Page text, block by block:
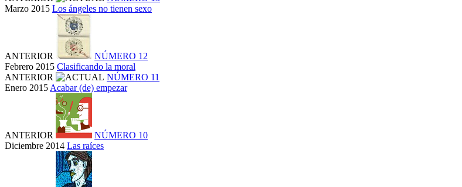
Marzo 2015 Los ángeles no tienen sexo
ANTERIOR
NÚMERO 12
Febrero 2015 Clasificando la moral
ANTERIOR
NÚMERO 11
Enero 2015 Acabar (de) empezar
ANTERIOR
NÚMERO 10
Diciembre 2014 Las raíces